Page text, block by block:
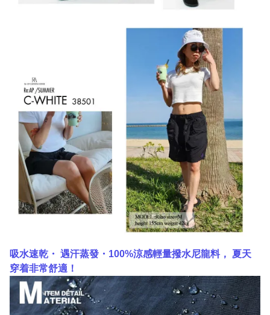
吸水速乾・ 遇汗蒸發・100%涼感輕量撥水尼龍料， 夏天
穿着非常舒適！